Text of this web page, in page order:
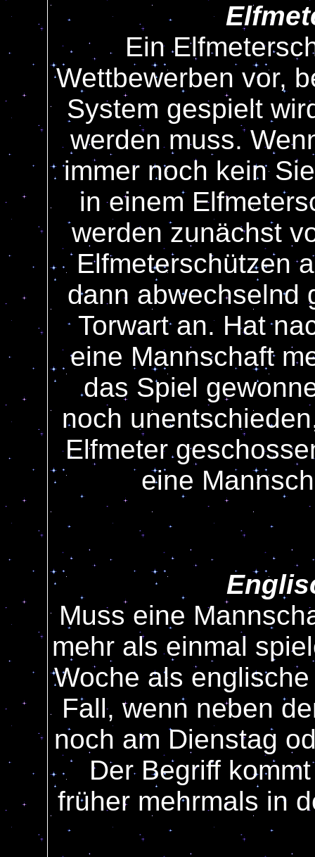
Ein
Wettbewerben vor,
System gespielt
werden muss.
immer noch kein
in einem
werden zunächst
Elfmeterschützen
dann abwechselnd
Torwart an. Hat
eine Mannschaft
das Spiel
noch
Elfmeter
eine
Muss eine
mehr als einmal
Woche als
Fall, wenn neben
noch am Dienstag
Der Begriff
früher mehrmals in